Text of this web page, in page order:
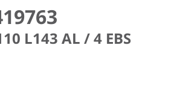
L143 AL / 4 EBS